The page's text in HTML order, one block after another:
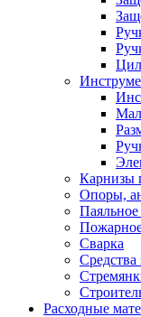
Карнизы
Опоры,
Паяльное
Сварка
Расходные